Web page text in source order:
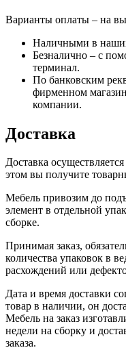
Варианты оплаты – на
Наличными в
Безналично – с
терминал.
По банковским
фирменном
компании.
Доставка
Доставка
этом вы получите
Мебель привозим до
элемент в отдельной
сборке.
Принимая заказ,
количества упаковок в
расхождений или
Дата и время доставки
товар в наличии, он
Мебель на заказ
недели на сборку и
заказа.